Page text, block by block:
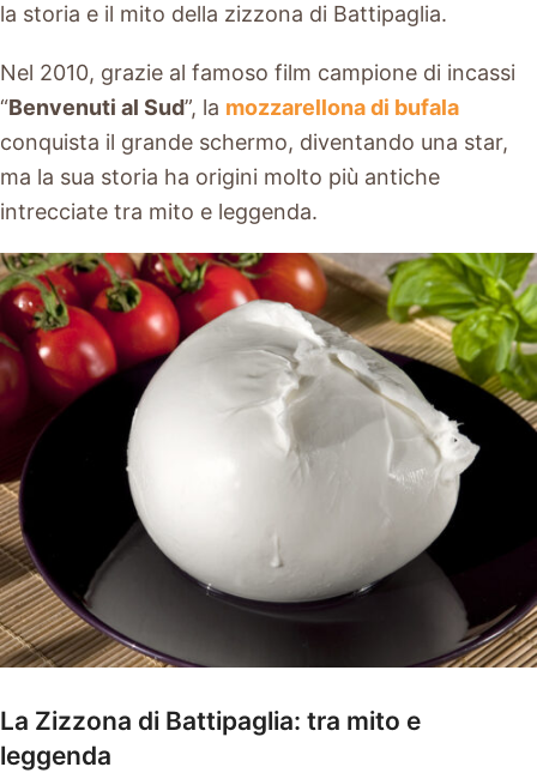
la storia e il mito della zizzona di Battipaglia.
Nel 2010, grazie al famoso film campione di incassi
“Benvenuti al Sud”, la mozzarellona di bufala
conquista il grande schermo, diventando una star,
ma la sua storia ha origini molto più antiche
intrecciate tra mito e leggenda.
La Zizzona di Battipaglia: tra mito e
leggenda